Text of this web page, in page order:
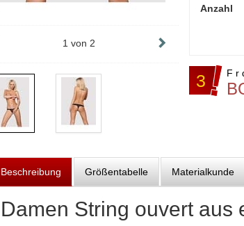
1 von 2
Anzahl
3 F r
Beschreibung Größentabelle Materialkunde
Damen String ouvert aus